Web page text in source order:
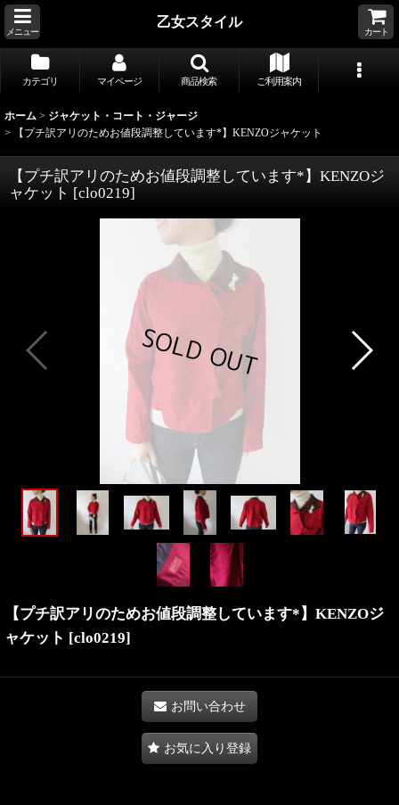
メニュー
乙女スタイル
カート
カテゴリ マイページ 商品検索 ご利用案内
ホーム > ジャケット・コート・ジャージ
>
【プチ訳アリのためお値段調整しています*】KENZOジャケット
【プチ訳アリのためお値段調整しています*】KENZOジ
ャケット [clo0219]
【プチ訳アリのためお値段調整しています*】KENZOジ
ャケット [clo0219]
お問い合わせ
お気に入り登録